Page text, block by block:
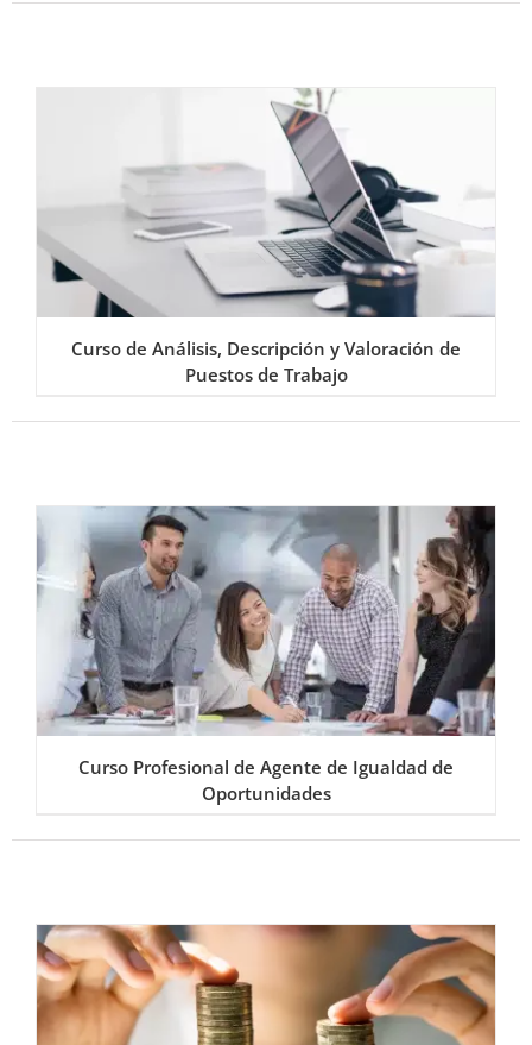
Curso de Análisis, Descripción y Valoración de
Puestos de Trabajo
Curso Profesional de Agente de Igualdad de
Oportunidades